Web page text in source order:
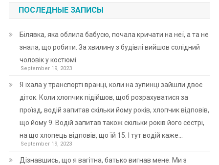
ПОСЛЕДНЫЕ ЗАПИСЫ
Білявка, яка облила бабусю, почала кричати на неї, а та не
знала, що робити. За хвилину з будівлі вийшов солідний
чоловік у костюмі.
September 19, 2023
Я їхала у транспорті вранці, коли на зупинці зайшли двоє
діток. Коли хлопчик підійшов, щоб розрахуватися за
проїзд, водій запитав скільки йому років, хлопчик відповів,
що йому 9. Водій запитав також скільки років його сестрі,
на що хлопець відповів, що їй 15. І тут водій каже…
September 19, 2023
Дізнавшись, що я вагітна, батько вигнав мене. Ми з